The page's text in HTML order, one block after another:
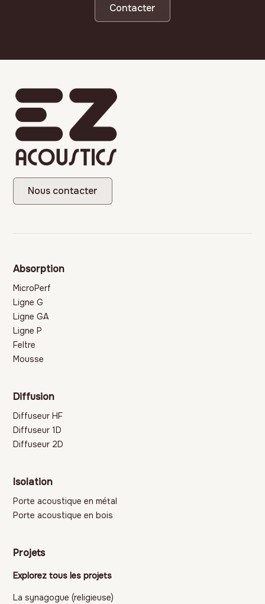
Contacter
Nous contacter
Absorption
MicroPerf
Ligne G
Ligne GA
Ligne P
Feltre
Mousse
Diffusion
Diffuseur HF
Diffuseur 1D
Diffuseur 2D
Isolation
Porte acoustique en métal
Porte acoustique en bois
Projets
Explorez tous les projets
La synagogue (religieuse)